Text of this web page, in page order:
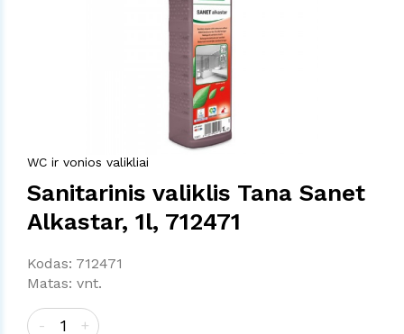
WC ir vonios valikliai
Sanitarinis valiklis Tana Sanet
Alkastar, 1l, 712471
Kodas: 712471
Matas: vnt.
- +